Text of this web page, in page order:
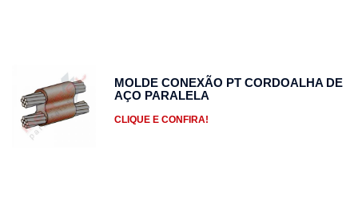
MOLDE CONEXÃO PT CORDOALHA DE
AÇO PARALELA
CLIQUE E CONFIRA!